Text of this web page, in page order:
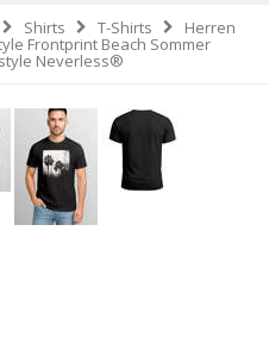
Shirts T-Shirts Herren
Frontprint Beach Sommer
Neverless®